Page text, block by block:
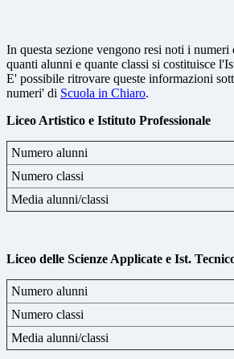
In questa sezione vengono resi noti i
quanti alunni e quante classi si costituisce
E' possibile ritrovare queste informazioni
numeri' di Scuola in Chiaro.
Liceo Artistico e Istituto Professionale
Numero alunni
Numero classi
Media alunni/classi
Liceo delle Scienze Applicate e Ist.
Numero alunni
Numero classi
Media alunni/classi